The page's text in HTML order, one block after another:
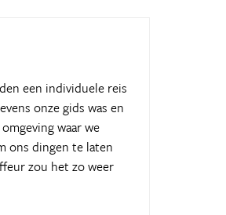
een individuele reis
onze gids was en
waar we
ons dingen te laten
zou het zo weer